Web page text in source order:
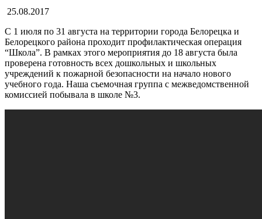
25.08.2017
С 1 июля по 31 августа на территории города Белорецка и
Белорецкого района проходит профилактическая операция
“Школа”. В рамках этого мероприятия до 18 августа была
проверена готовность всех дошкольных и школьных
учреждений к пожарной безопасности на начало нового
учебного года. Наша съемочная группа с межведомственной
комиссией побывала в школе №3.